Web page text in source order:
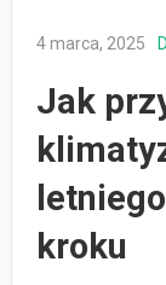
4 marca, 2025
Jak
kroku